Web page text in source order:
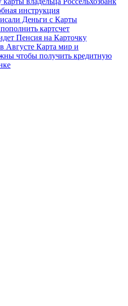
инструкция
Деньги с Карты
картсчет
Пенсия на Карточку
Августе Карта мир и
чтобы получить кредитную